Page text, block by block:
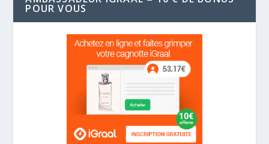
POUR VOUS